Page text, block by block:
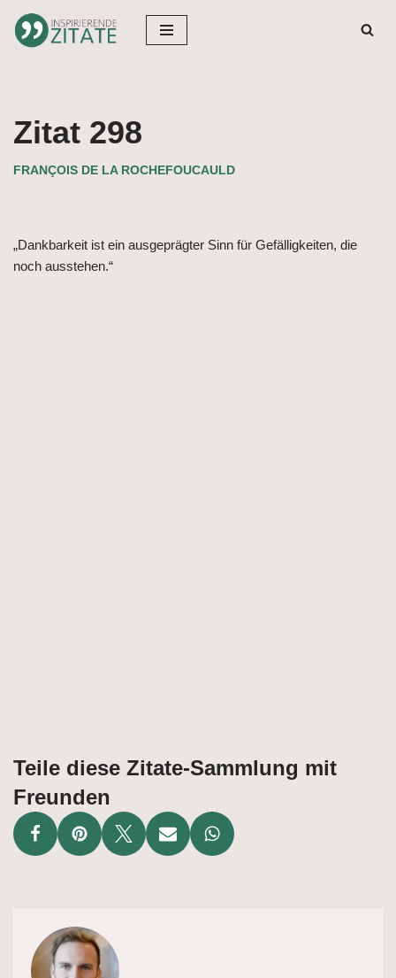
Zum
Zitat 298
FRANÇOIS DE LA ROCHEFOUCAULD
„Dankbarkeit ist ein ausgeprägter Sinn für Gefälligkeiten, die
noch ausstehen.“
Teile diese Zitate-Sammlung mit
Freunden